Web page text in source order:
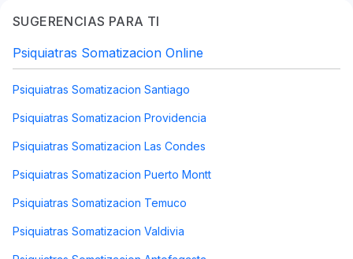
SUGERENCIAS PARA TI
Psiquiatras Somatizacion Online
Psiquiatras Somatizacion Santiago
Psiquiatras Somatizacion Providencia
Psiquiatras Somatizacion Las Condes
Psiquiatras Somatizacion Puerto Montt
Psiquiatras Somatizacion Temuco
Psiquiatras Somatizacion Valdivia